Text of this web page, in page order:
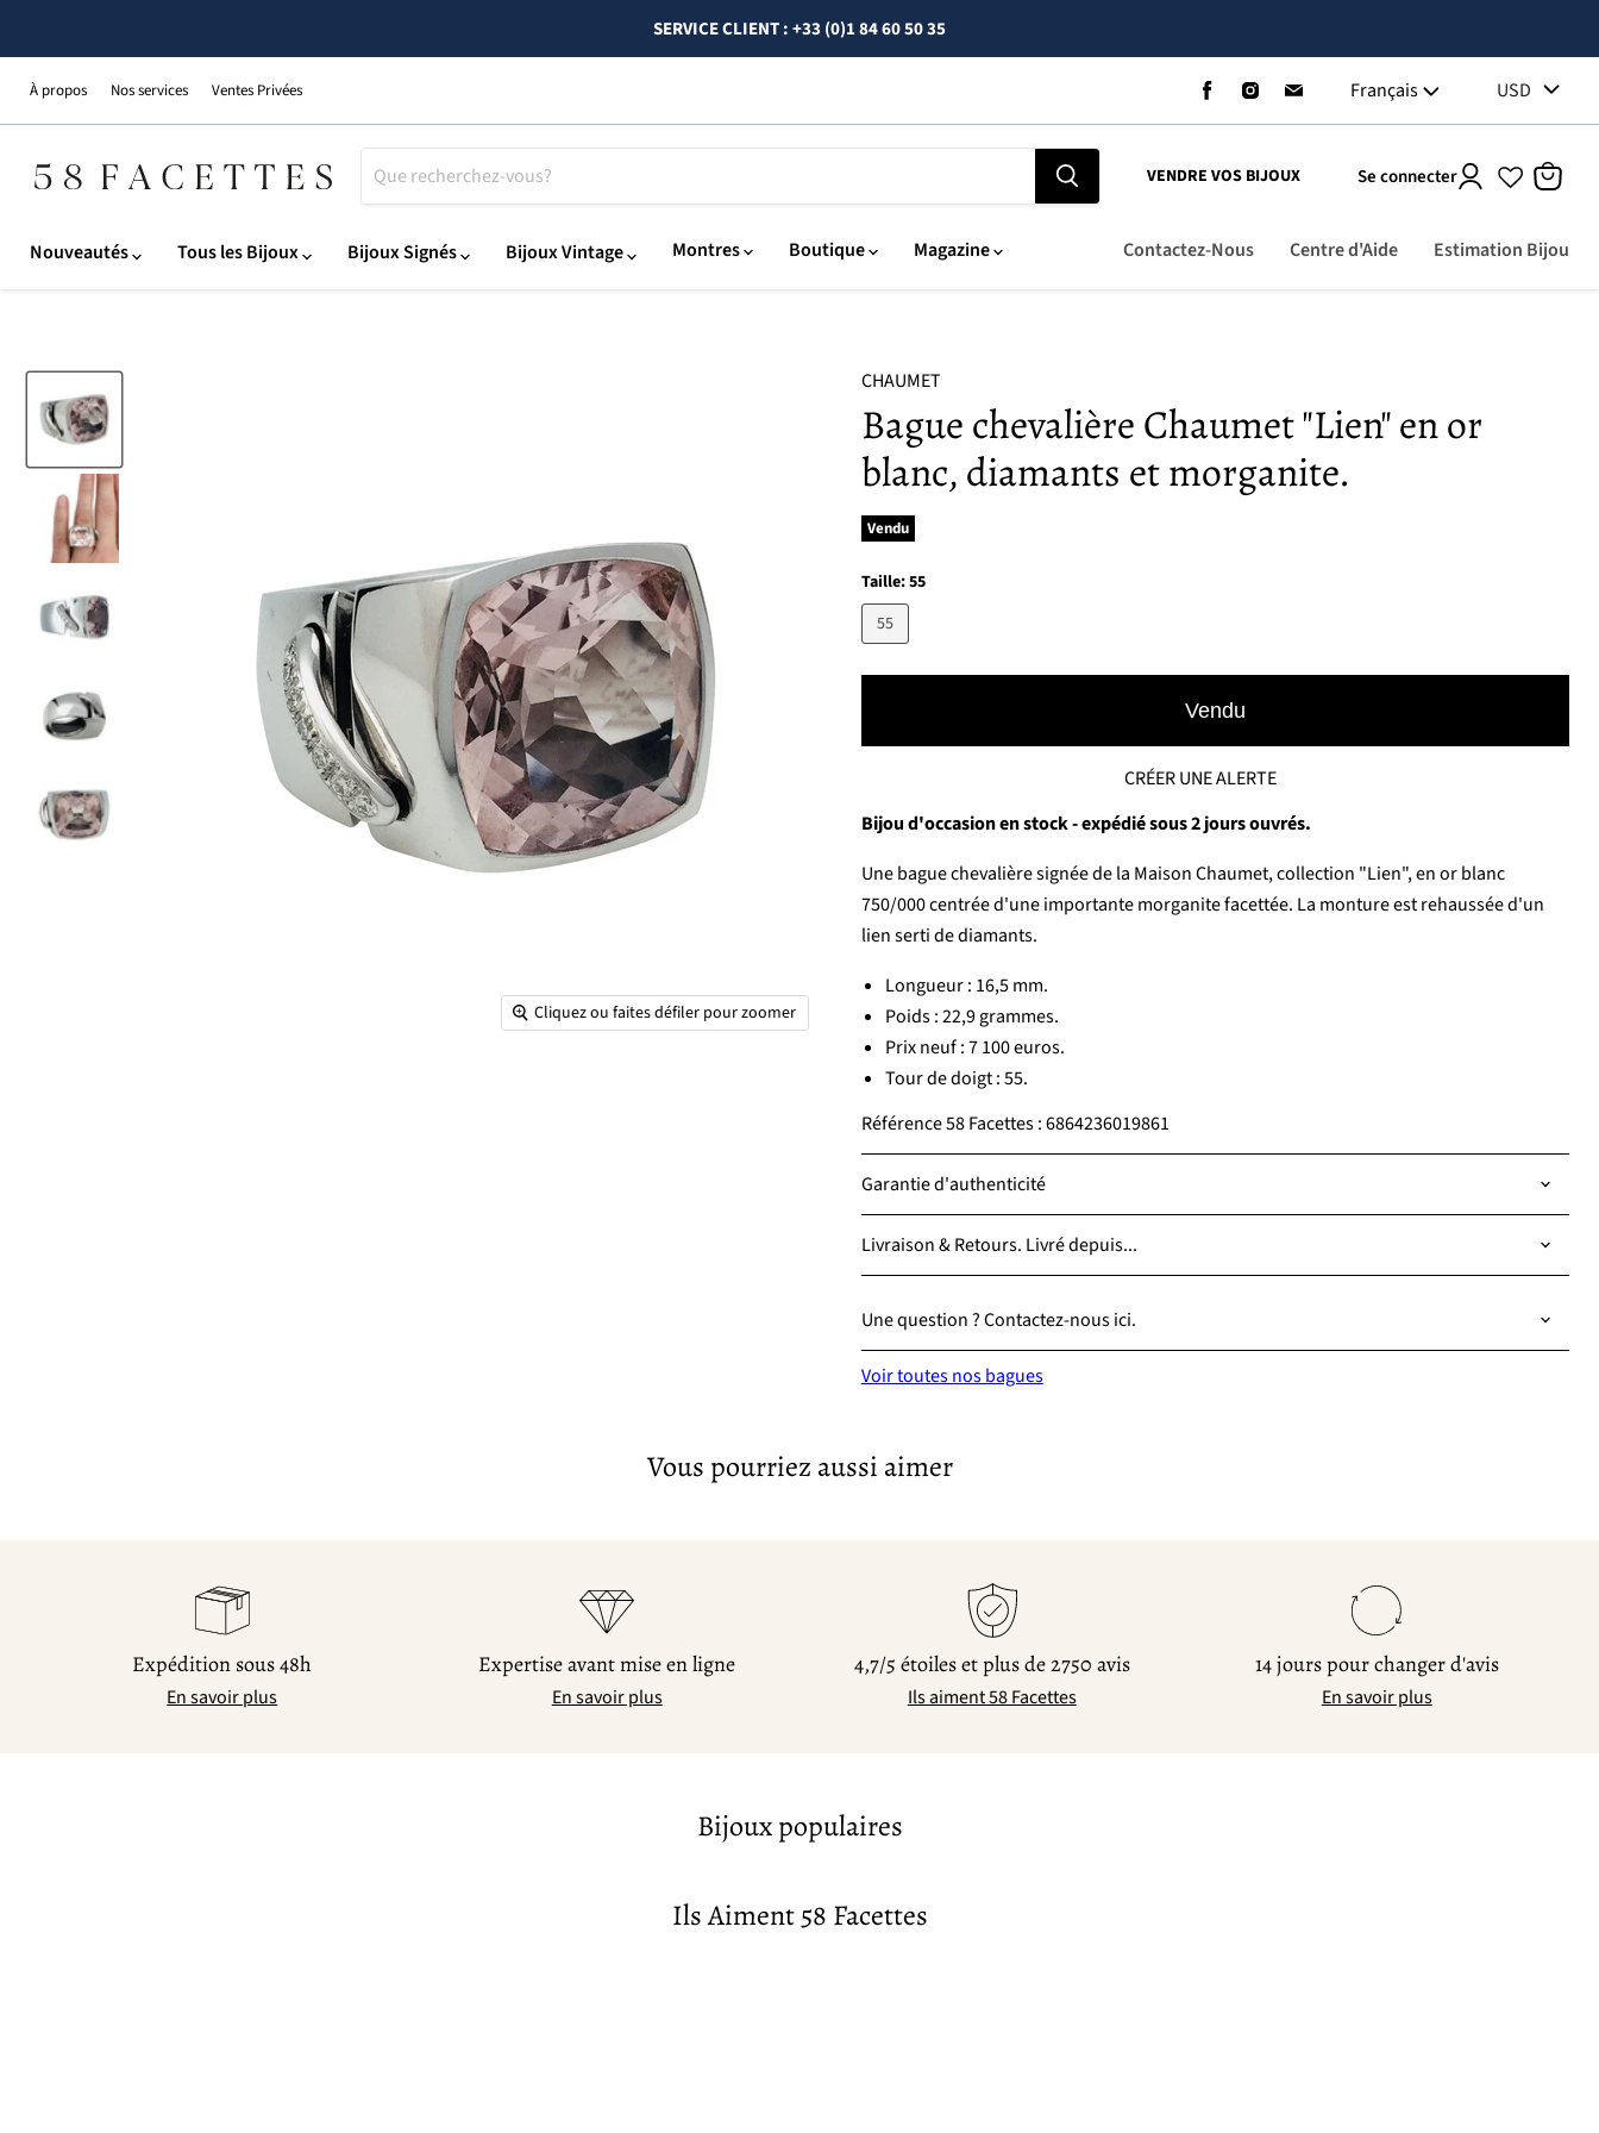
SERVICE CLIENT : +33 (0)1 84 60 50 35
À propos Nos services Ventes Privées
Trouvez-
nous
sur
Trouvez-
nous
sur
Trouvez-
sur
Français USD
VENDRE VOS BIJOUX Se connecter
panier
Nouveautés Tous les Bijoux Bijoux Signés Bijoux Vintage Montres Boutique Magazine Contactez-Nous Centre d'Aide Estimation Bijou
Cliquez ou faites défiler pour zoomer
CHAUMET
Bague chevalière Chaumet "Lien" en or
blanc, diamants et morganite.
Vendu
Taille:55
55
Vendu
CRÉER UNE ALERTE
Bijou d'occasion en stock - expédié sous 2 jours ouvrés.
Une bague chevalière signée de la Maison Chaumet, collection "Lien", en or blanc
750/000 centrée d'une importante morganite facettée. La monture est rehaussée d'un
lien serti de diamants.
Longueur : 16,5 mm.
Poids : 22,9 grammes.
Prix neuf : 7 100 euros.
Tour de doigt : 55.
Référence 58 Facettes : 6864236019861
Garantie d'authenticité
Livraison & Retours. Livré depuis...
Une question ? Contactez-nous ici.
Voir toutes nos bagues
Vous pourriez aussi aimer
Expédition sous 48h
En savoir plus
Expertise avant mise en ligne
En savoir plus
4,7/5 étoiles et plus de 2750 avis
Ils aiment 58 Facettes
14 jours pour changer d'avis
En savoir plus
Bijoux populaires
Ils Aiment 58 Facettes